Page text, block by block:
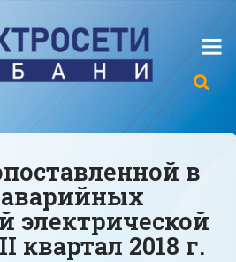
в
аварийных
электрической
квартал 2018 г.